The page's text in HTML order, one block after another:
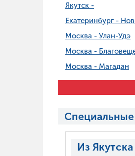
Якутск -
Екатеринбург -
Москва - Улан-Удэ
Москва -
Москва - Магадан
Из